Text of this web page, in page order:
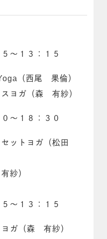
～１３：１５
（西尾 果倫）
ヨガ（森 有紗）
～１８：３０
セットヨガ（松田
紗）
～１３：１５
ヨガ（森 有紗）